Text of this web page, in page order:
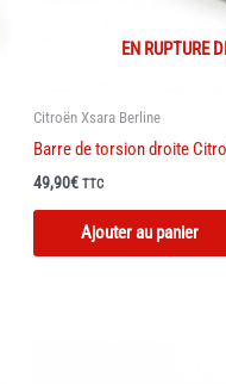
EN RUPTURE
Citroën Xsara Berline
Barre de torsion droite
49,90€ TTC
Ajouter au panier